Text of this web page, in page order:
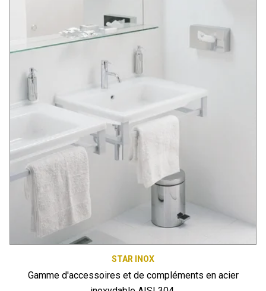
STAR INOX
Gamme d'accessoires et de compléments en acier